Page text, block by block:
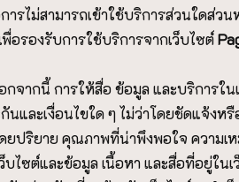
รไม่สามารถเข้าใช้บริการส่วนใดส่ว
อรองรับการใช้บริการจากเว็บไซต์P
ากนี้ การให้สื่อ ข้อมูล และบริการใ
นและเงื่อนไขใด ๆ ไม่ว่าโดยชัดแจ้ง
ปริยาย คุณภาพที่น่าพึงพอใจ ความเ
ไซต์และข้อมูล เนื้อหา และสื่อที่อยู่ใน